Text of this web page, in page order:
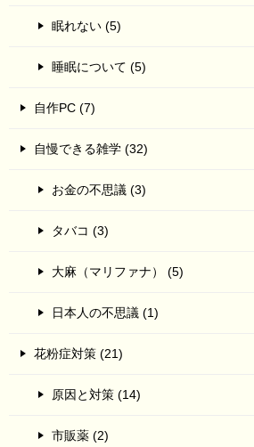
眠れない (5)
睡眠について (5)
自作PC (7)
自慢できる雑学 (32)
お金の不思議 (3)
タバコ (3)
大麻（マリファナ） (5)
日本人の不思議 (1)
花粉症対策 (21)
原因と対策 (14)
市販薬 (2)